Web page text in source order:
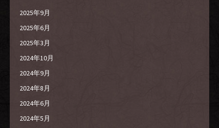
2025年9月
2025年6月
2025年3月
2024年10月
2024年9月
2024年8月
2024年6月
2024年5月